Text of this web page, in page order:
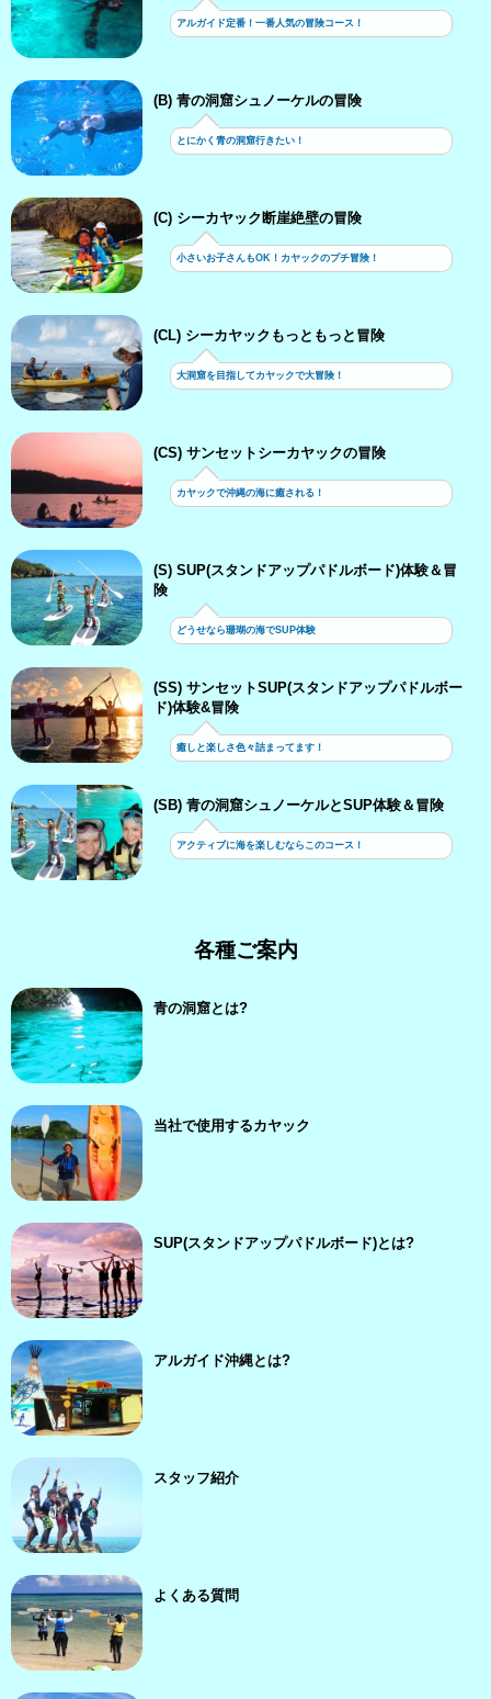
アルガイド定番！一番人気の冒険コース！
(B) 青の洞窟シュノーケルの冒険
とにかく青の洞窟行きたい！
(C) シーカヤック断崖絶壁の冒険
小さいお子さんもOK！カヤックのプチ冒険！
(CL) シーカヤックもっともっと冒険
大洞窟を目指してカヤックで大冒険！
(CS) サンセットシーカヤックの冒険
カヤックで沖縄の海に癒される！
(S) SUP(スタンドアップパドルボード)体験＆冒
険
どうせなら珊瑚の海でSUP体験
(SS) サンセットSUP(スタンドアップパドルボー
ド)体験&冒険
癒しと楽しさ色々詰まってます！
(SB) 青の洞窟シュノーケルとSUP体験＆冒険
アクティブに海を楽しむならこのコース！
各種ご案内
青の洞窟とは?
当社で使用するカヤック
SUP(スタンドアップパドルボード)とは?
アルガイド沖縄とは?
スタッフ紹介
よくある質問